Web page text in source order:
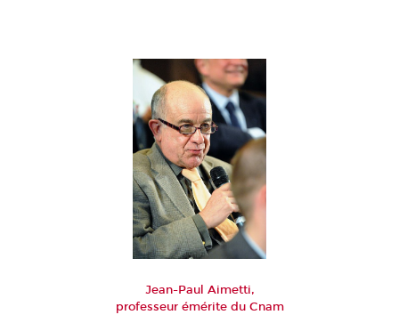
Jean-Paul Aimetti,
professeur émérite du Cnam